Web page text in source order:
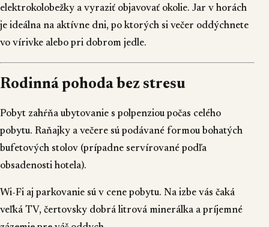
elektrokolobežky a vyraziť objavovať okolie. Jar v horách
je ideálna na aktívne dni, po ktorých si večer oddýchnete
vo vírivke alebo pri dobrom jedle.
Rodinná pohoda bez stresu
Pobyt zahŕňa ubytovanie s polpenziou počas celého
pobytu. Raňajky a večere sú podávané formou bohatých
bufetových stolov (prípadne servírované podľa
obsadenosti hotela).
Wi-Fi aj parkovanie sú v cene pobytu. Na izbe vás čaká
veľká TV, čertovsky dobrá litrová minerálka a príjemné